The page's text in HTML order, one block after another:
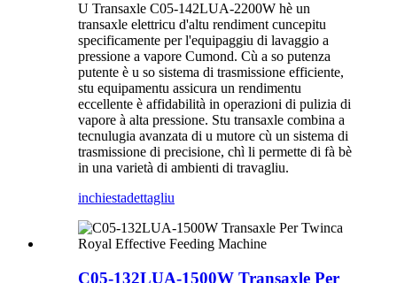
U Transaxle C05-142LUA-2200W hè un
transaxle elettricu d'altu rendiment cuncepitu
specificamente per l'equipaggiu di lavaggio a
pressione a vapore Cumond. Cù a so putenza
putente è u so sistema di trasmissione efficiente,
stu equipamentu assicura un rendimentu
eccellente è affidabilità in operazioni di pulizia di
vapore à alta pressione. Stu transaxle combina a
tecnulugia avanzata di u mutore cù un sistema di
trasmissione di precisione, chì li permette di fà bè
in una varietà di ambienti di travagliu.
inchiestadettagliu
C05-132LUA-1500W Transaxle Per